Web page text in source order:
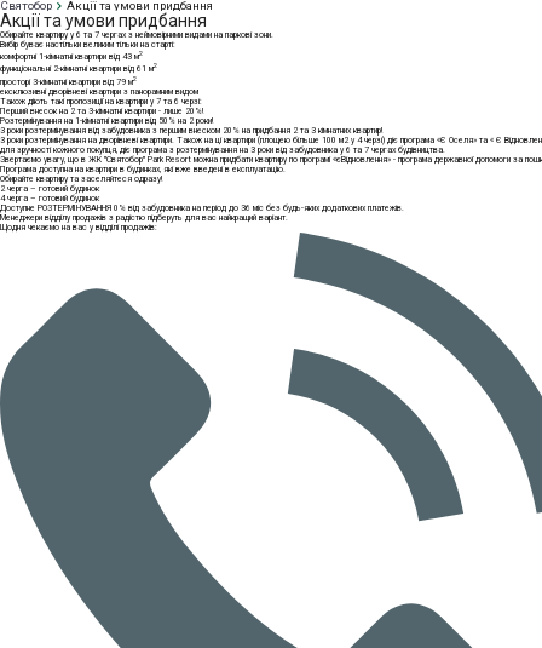
Святобор Акції та умови придбання
Акції та умови придбання
Обирайте квартиру у 6 та 7 чергах з неймовірними видами на паркові зони.
Вибір буває настільки великим тільки на старті:
комфортні 1-кімнатні квартири від 43 м2
функціональні 2-кімнатні квартири від 61 м2
просторі 3-кімнатні квартири від 79 м2
ексклюзивні дворівневі квартири з панорамним видом
Також діють такі пропозиції на квартири у 7 та 6 черзі:
Перший внесок на 2 та 3-кімнатні квартири - лише 20%!
Розтермінування на 1-кімнатні квартири від 50% на 2 роки!
3 роки розтермінування від забудовника з першим внеском 20% на придбання 2 та 3 кімнатних квартир!
3 роки розтермінування на дворівневі квартири. Також на ці квартири (площею більше 100 м2 у 4 черзі) діє програма «Є Оселя» та « Є
для зручності кожного покупця, діє програма з розтермінування на 3 роки від забудовника у 6 та 7 чергах будівництва.
Звертаємо увагу, що в ЖК "Святобор" Park Resort можна придбати квартиру по програмі «єВідновлення» - програма державної допомоги за
Програма доступна на квартири в будинках, які вже введені в експлуатацію.
Обирайте квартиру та заселяйтеся одразу!
2 черга – готовий будинок
4 черга – готовий будинок
Доступне РОЗТЕРМІНУВАННЯ 0% від забудовника на період до 36 міс без будь-яких додаткових платежів.
Менеджери відділу продажів з радістю підберуть для вас найкращий варіант.
Щодня чекаємо на вас у відділі продажів: